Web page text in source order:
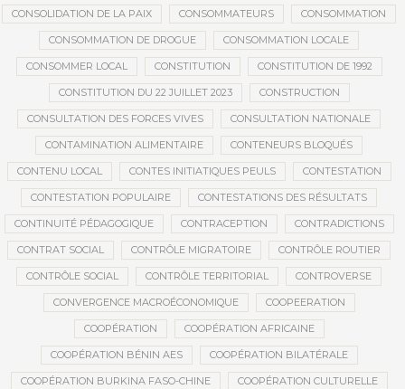
CONSOLIDATION DE LA PAIX CONSOMMATEURS CONSOMMATION
CONSOMMATION DE DROGUE CONSOMMATION LOCALE
CONSOMMER LOCAL CONSTITUTION CONSTITUTION DE 1992
CONSTITUTION DU 22 JUILLET 2023 CONSTRUCTION
CONSULTATION DES FORCES VIVES CONSULTATION NATIONALE
CONTAMINATION ALIMENTAIRE CONTENEURS BLOQUÉS
CONTENU LOCAL CONTES INITIATIQUES PEULS CONTESTATION
CONTESTATION POPULAIRE CONTESTATIONS DES RÉSULTATS
CONTINUITÉ PÉDAGOGIQUE CONTRACEPTION CONTRADICTIONS
CONTRAT SOCIAL CONTRÔLE MIGRATOIRE CONTRÔLE ROUTIER
CONTRÔLE SOCIAL CONTRÔLE TERRITORIAL CONTROVERSE
CONVERGENCE MACROÉCONOMIQUE COOPEERATION
COOPÉRATION COOPÉRATION AFRICAINE
COOPÉRATION BÉNIN AES COOPÉRATION BILATÉRALE
COOPÉRATION BURKINA FASO-CHINE COOPÉRATION CULTURELLE